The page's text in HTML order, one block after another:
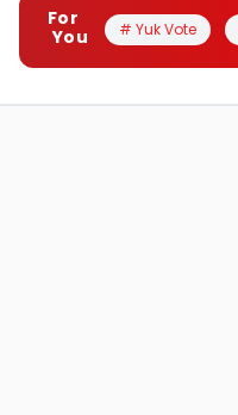
For
You
# Yuk Vote